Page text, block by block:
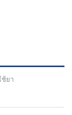
ช้ยา